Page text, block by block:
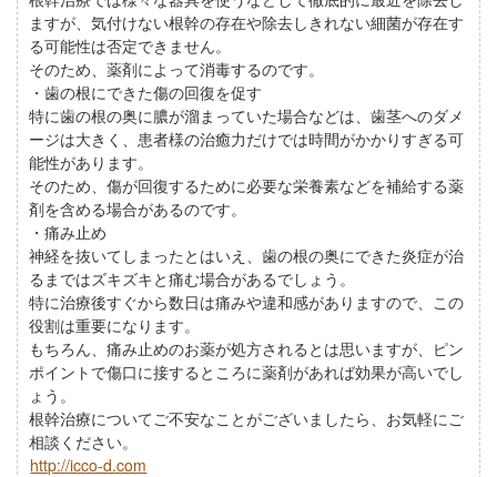
ますが、気付けない根幹の存在や除去しきれない細菌が存在す
る可能性は否定できません。
そのため、薬剤によって消毒するのです。
・歯の根にできた傷の回復を促す
特に歯の根の奥に膿が溜まっていた場合などは、歯茎へのダメ
ージは大きく、患者様の治癒力だけでは時間がかかりすぎる可
能性があります。
そのため、傷が回復するために必要な栄養素などを補給する薬
剤を含める場合があるのです。
・痛み止め
神経を抜いてしまったとはいえ、歯の根の奥にできた炎症が治
るまではズキズキと痛む場合があるでしょう。
特に治療後すぐから数日は痛みや違和感がありますので、この
役割は重要になります。
もちろん、痛み止めのお薬が処方されるとは思いますが、ピン
ポイントで傷口に接するところに薬剤があれば効果が高いでし
ょう。
根幹治療についてご不安なことがございましたら、お気軽にご
相談ください。
http://icco-d.com